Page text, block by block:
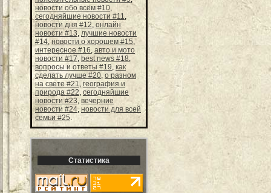
новости обо всём #10,
сегодняйшие новости #11,
новости дня #12, онлайн
новости #13, лучшие новости
#14,новости о хорошем #15,
интересное #16, авто и мото
новости #17, best news #18,
вопросы и ответы #19, как
сделать лучше #20, о разном
на свете #21, география и
природа #22, сегодняйшие
новости #23, вечерние
новости #24, новости для всей
семьи #25.
Статистика